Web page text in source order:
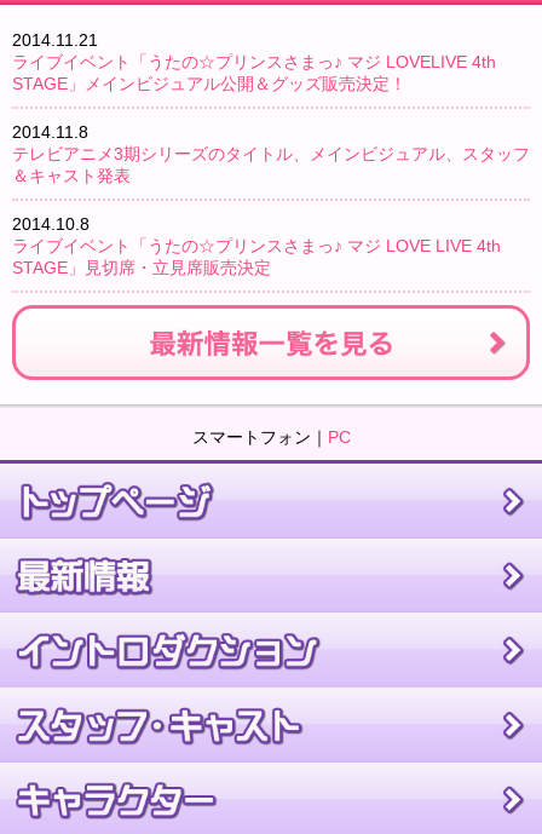
2014.11.21
ライブイベント「うたの☆プリンスさまっ♪ マジ LOVELIVE 4th
STAGE」メインビジュアル公開＆グッズ販売決定！
2014.11.8
テレビアニメ3期シリーズのタイトル、メインビジュアル、スタッフ
＆キャスト発表
2014.10.8
ライブイベント「うたの☆プリンスさまっ♪ マジ LOVE LIVE 4th
STAGE」見切席・立見席販売決定
スマートフォン｜ PC